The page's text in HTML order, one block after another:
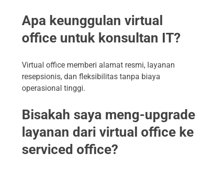
Apa keunggulan virtual
office untuk konsultan IT?
Virtual office memberi alamat resmi, layanan
resepsionis, dan fleksibilitas tanpa biaya
operasional tinggi.
Bisakah saya meng-upgrade
layanan dari virtual office ke
serviced office?